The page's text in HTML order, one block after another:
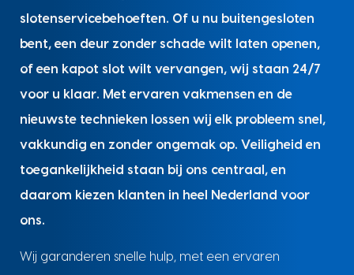
slotenservicebehoeften. Of u nu buitengesloten
bent, een deur zonder schade wilt laten openen,
of een kapot slot wilt vervangen, wij staan 24/7
voor u klaar. Met ervaren vakmensen en de
nieuwste technieken lossen wij elk probleem snel,
vakkundig en zonder ongemak op. Veiligheid en
toegankelijkheid staan bij ons centraal, en
daarom kiezen klanten in heel Nederland voor
ons.
Wij garanderen snelle hulp, met een ervaren